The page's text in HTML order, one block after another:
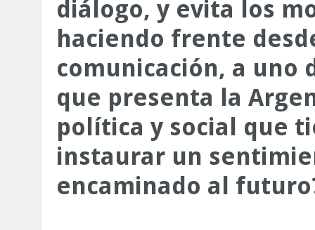
diálogo, y evita los
haciendo frente
comunicación, a uno
que presenta la
política y social que
instaurar un
encaminado al